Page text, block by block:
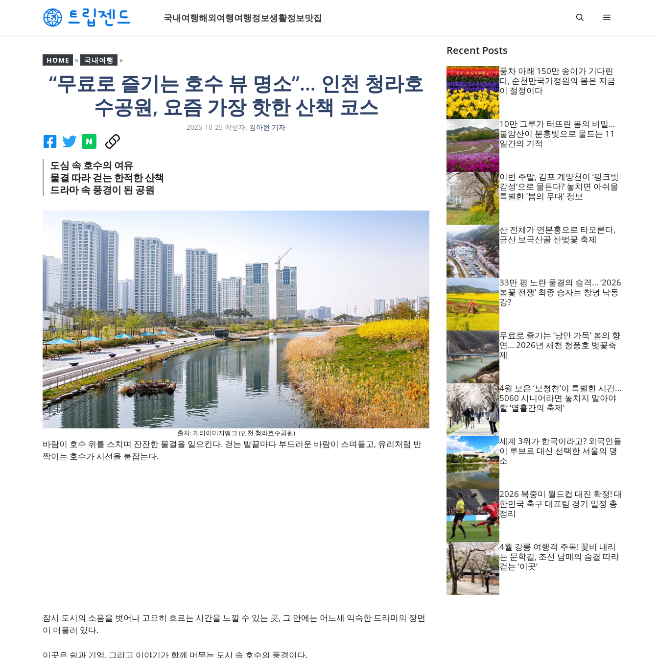
국내여행해외여행여행정보생활정보맛집
HOME » 국내여행 »
“무료로 즐기는 호수 뷰 명
소”… 인천 청라호수공원,
요즘 가장 핫한 산책 코스
“무료로 즐기는 호수 뷰 명소”… 인천 청라호
수공원, 요즘 가장 핫한 산책 코스
2025-10-25 작성자: 김아현 기자
도심 속 호수의 여유
물결 따라 걷는 한적한 산책
드라마 속 풍경이 된 공원
출처: 게티이미지뱅크 (인천 청라호수공원)
바람이 호수 위를 스치며 잔잔한 물결을 일으킨다. 걷는 발끝마다 부드러운 바람이 스며들고, 유리처럼 반
짝이는 호수가 시선을 붙잡는다.
잠시 도시의 소음을 벗어나 고요히 흐르는 시간을 느낄 수 있는 곳, 그 안에는 어느새 익숙한 드라마의 장면
이 머물러 있다.
이곳은 쉼과 기억, 그리고 이야기가 함께 머무는 도시 속 호수의 풍경이다.
Recent Posts
풍차 아래 150만 송이가 기다린
다, 순천만국가정원의 봄은 지금
이 절정이다
10만 그루가 터뜨린 봄의 비밀…
불암산이 분홍빛으로 물드는 11
일간의 기적
이번 주말, 김포 계양천이 ‘핑크빛
감성’으로 물든다? 놓치면 아쉬울
특별한 ‘봄의 무대’ 정보
산 전체가 연분홍으로 타오른다,
금산 보곡산골 산벚꽃 축제
33만 평 노란 물결의 습격… ‘2026
봄꽃 전쟁’ 최종 승자는 창녕 낙동
강?
무료로 즐기는 ‘낭만 가득’ 봄의 향
연… 2026년 제천 청풍호 벚꽃축
제
4월 보은 ‘보청천’이 특별한 시간…
5060 시니어라면 놓치지 말아야
할 ‘열흘간의 축제’
세계 3위가 한국이라고? 외국인들
이 루브르 대신 선택한 서울의 명
소
2026 북중미 월드컵 대진 확정! 대
한민국 축구 대표팀 경기 일정 총
정리
4월 강릉 여행객 주목! 꽃비 내리
는 문학길, 조선 남매의 숨결 따라
걷는 ‘이곳’